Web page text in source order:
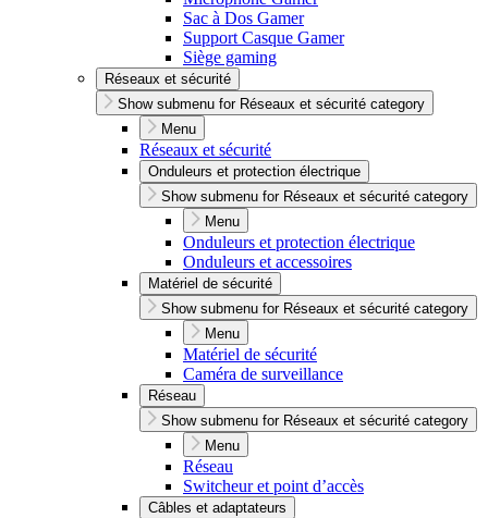
Sac à Dos Gamer
Support Casque Gamer
Siège gaming
Réseaux et sécurité
Show submenu for Réseaux et sécurité category
Menu
Réseaux et sécurité
Onduleurs et protection électrique
Show submenu for Réseaux et sécurité category
Menu
Onduleurs et protection électrique
Onduleurs et accessoires
Matériel de sécurité
Show submenu for Réseaux et sécurité category
Menu
Matériel de sécurité
Caméra de surveillance
Réseau
Show submenu for Réseaux et sécurité category
Menu
Réseau
Switcheur et point d’accès
Câbles et adaptateurs